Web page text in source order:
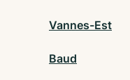
Vannes-Est
Baud